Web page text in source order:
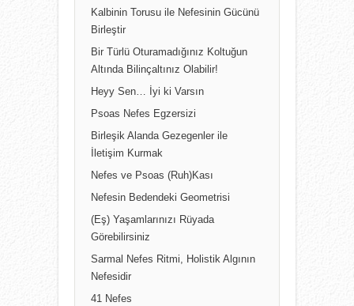
Kalbinin Torusu ile Nefesinin Gücünü
Birleştir
Bir Türlü Oturamadığınız Koltuğun
Altında Bilinçaltınız Olabilir!
Heyy Sen… İyi ki Varsın
Psoas Nefes Egzersizi
Birleşik Alanda Gezegenler ile
İletişim Kurmak
Nefes ve Psoas (Ruh)Kası
Nefesin Bedendeki Geometrisi
(Eş) Yaşamlarınızı Rüyada
Görebilirsiniz
Sarmal Nefes Ritmi, Holistik Algının
Nefesidir
41 Nefes